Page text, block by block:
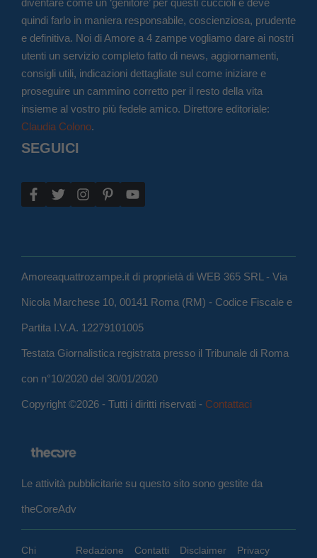
diventare come un ‘genitore’ per questi cuccioli e deve
quindi farlo in maniera responsabile, coscienziosa, prudente
e definitiva. Noi di Amore a 4 zampe vogliamo dare ai nostri
utenti un servizio completo fatto di news, aggiornamenti,
consigli utili, indicazioni dettagliate sul come iniziare e
proseguire un cammino corretto per il resto della vita
insieme al vostro più fedele amico. Direttore editoriale:
Claudia Colono.
SEGUICI
Amoreaquattrozampe.it di proprietà di WEB 365 SRL - Via
Nicola Marchese 10, 00141 Roma (RM) - Codice Fiscale e
Partita I.V.A. 12279101005
Testata Giornalistica registrata presso il Tribunale di Roma
con n°10/2020 del 30/01/2020
Copyright ©2026 - Tutti i diritti riservati - Contattaci
Le attività pubblicitarie su questo sito sono gestite da
theCoreAdv
Chi Redazione Contatti Disclaimer Privacy